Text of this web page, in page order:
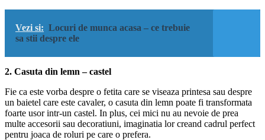
Vezi si: Locuri de munca acasa – ce trebuie
sa stii despre ele
2. Casuta din lemn – castel
Fie ca este vorba despre o fetita care se viseaza printesa sau despre
un baietel care este cavaler, o casuta din lemn poate fi transformata
foarte usor intr-un castel. In plus, cei mici nu au nevoie de prea
multe accesorii sau decoratiuni, imaginatia lor creand cadrul perfect
pentru joaca de roluri pe care o prefera.